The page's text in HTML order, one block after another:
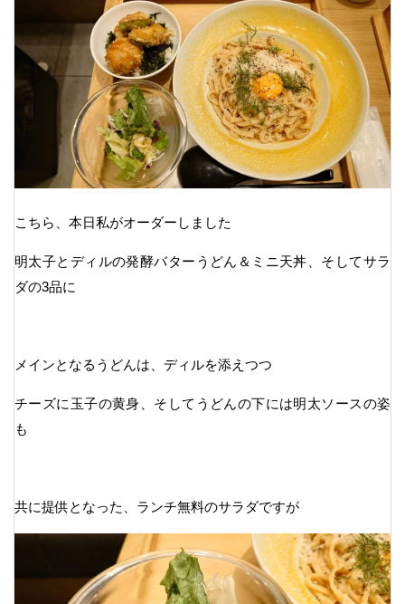
こちら、本日私がオーダーしました
明太子とディルの発酵バターうどん＆ミニ天丼、そしてサラ
ダの3品に
メインとなるうどんは、ディルを添えつつ
チーズに玉子の黄身、そしてうどんの下には明太ソースの姿
も
共に提供となった、ランチ無料のサラダですが